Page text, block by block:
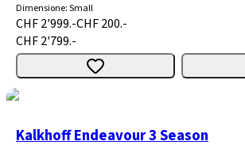
Dimensione:Small
CHF 2'999.-CHF 200.-
CHF 2'799.-
Kalkhoff Endeavour 3 Season